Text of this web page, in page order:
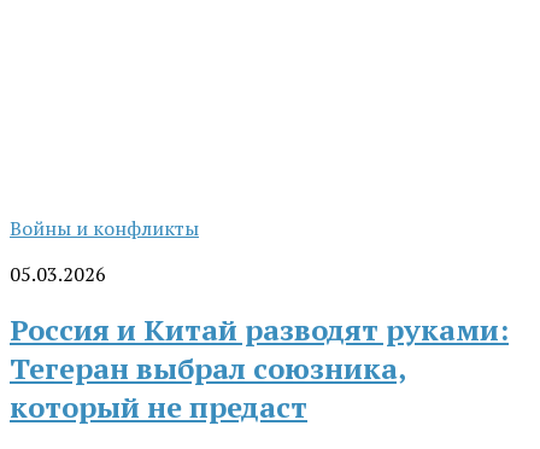
Войны и конфликты
05.03.2026
Россия и Китай разводят руками:
Тегеран выбрал союзника,
который не предаст